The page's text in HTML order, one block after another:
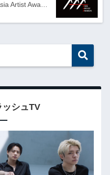
Artist Awa…
ッシュTV